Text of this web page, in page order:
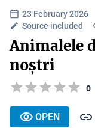
23 February 2026
Source included
Animalele
noștri
0
OPEN